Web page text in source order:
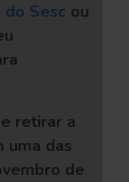
Sesc ou
retirar a
uma das
de